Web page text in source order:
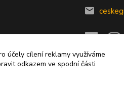
účely cílení reklamy využíváme
odkazem ve spodní části